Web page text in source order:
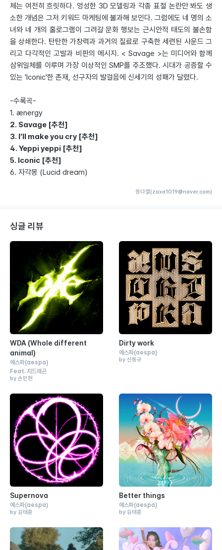
체는 여전히 흐릿하다. 엉성한 3D 모델링과 각종 표절 논란만 봐도 생
소한 개념은 그저 키워드 마케팅에 불과해 보인다. 그럼에도 네 명의 소
녀와 네 개의 홀로그램이 그려갈 문화 행보는 근시안적 태도의 불손함
을 상쇄한다. 탄탄한 가창력과 과거의 질료로 구축한 세련된 사운드 그
리고 다각적인 고발과 비판의 메시지. < Savage >는 미디어와 함께
삼위일체를 이루며 가장 이상적인 SMP를 주조했다. 시대가 공증할 수
있는 'Iconic'한 존재, 선구자의 발걸음에 신세기의 성패가 달렸다.
-수록곡-
1. ænergy
2. Savage [추천]
3. I'll make you cry [추천]
4. Yeppi yeppi [추천]
5. Iconic [추천]
6. 자각몽 (Lucid dream)
정다열(zaxa1019@naver.com)
싱글 리뷰
WDA (Whole different
animal)
에스파(aespa)
Feat. 지드래곤
by 손민현
Dirty work
에스파(aespa)
by 신동규
Supernova
에스파(aespa)
by 김태훈
Better things
에스파(aespa)
by 김태훈